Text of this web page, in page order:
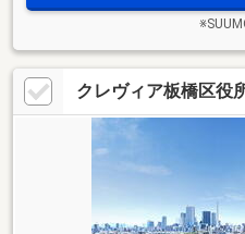
クレヴィア板橋区